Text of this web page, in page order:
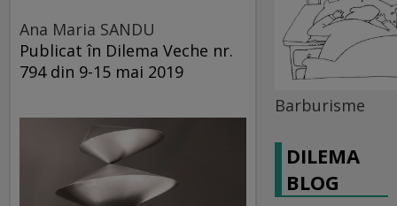
Ana Maria SANDU
Publicat în Dilema Veche nr.
794 din 9-15 mai 2019
Barburisme
DILEMA
BLOG